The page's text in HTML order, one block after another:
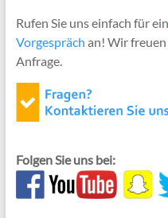
Rufen Sie uns einfach für ein
Vorgespräch an! Wir
Anfrage.
Folgen Sie uns bei: